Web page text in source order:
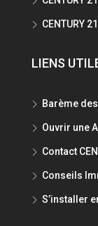
CENTURY
LIENS
Barème
Ouvrir une
Contact
Conseils
S’installer